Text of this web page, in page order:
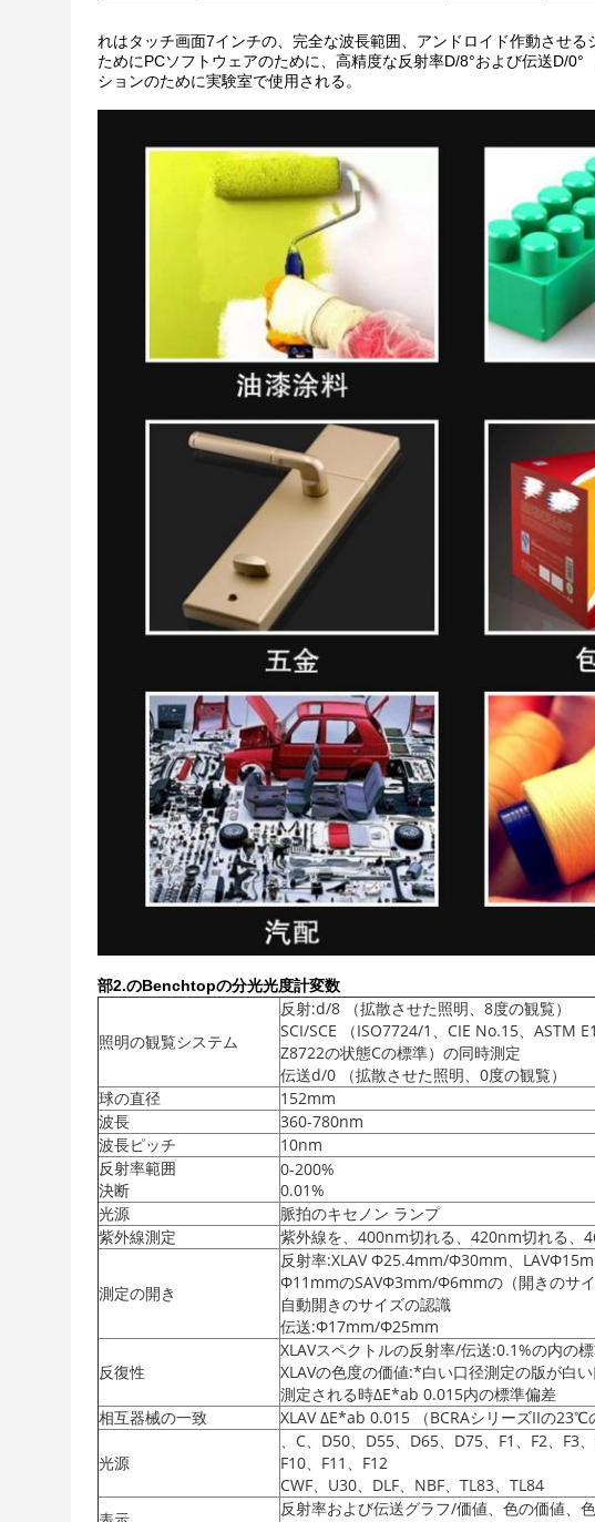
れはタッチ画面7インチの、完全な波長範囲、アンドロイド作動させ
ためにPCソフトウェアのために、高精度な反射率D/8°および伝送D/
ションのために実験室で使用される。
部2.のBenchtopの分光光度計変数
照明の観覧システム
反射:d/8 （拡散させた照明、8度の観覧）
SCI/SCE （ISO7724/1、CIE No.15、ASTM
Z8722の状態Cの標準）の同時測定
伝送d/0 （拡散させた照明、0度の観覧）
球の直径
152mm
波長
360-780nm
波長ピッチ
10nm
反射率範囲
決断
0-200%
0.01%
光源
脈拍のキセノン ランプ
紫外線測定
紫外線を、400nm切れる、420nm切れる、
測定の開き
反射率:XLAV Φ25.4mm/Φ30mm、
Φ11mmのSAVΦ3mm/Φ6mmの（開きのサイ
自動開きのサイズの認識
伝送:Φ17mm/Φ25mm
反復性
XLAVスペクトルの反射率/伝送:0.1%の内の
XLAVの色度の価値:*白い口径測定の版が白
測定される時ΔE*ab 0.015内の標準偏差
相互器械の一致
XLAV ΔE*ab 0.015 （BCRAシリーズIIの23℃
光源
、C、D50、D55、D65、D75、F1、F2、F3、
F10、F11、F12
CWF、U30、DLF、NBF、TL83、TL84
反射率および伝送グラフ/価値、色の価値、